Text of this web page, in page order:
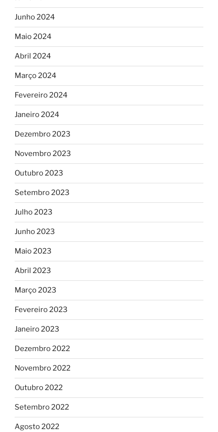
Junho 2024
Maio 2024
Abril 2024
Março 2024
Fevereiro 2024
Janeiro 2024
Dezembro 2023
Novembro 2023
Outubro 2023
Setembro 2023
Julho 2023
Junho 2023
Maio 2023
Abril 2023
Março 2023
Fevereiro 2023
Janeiro 2023
Dezembro 2022
Novembro 2022
Outubro 2022
Setembro 2022
Agosto 2022